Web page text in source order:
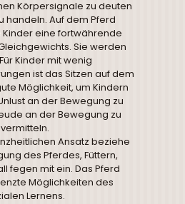
Körpersignale zu deuten
handeln. Auf dem Pferd
eine fortwährende
Sie werden
Kinder mit wenig
ist das Sitzen auf dem
Möglichkeit, um Kindern
an der Bewegung zu
an der Bewegung zu
vermitteln.
Ansatz beziehe
des Pferdes, Füttern,
fegen mit ein. Das Pferd
Möglichkeiten des
Lernens.